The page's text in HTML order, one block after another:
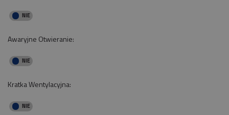
Awaryjne Otwieranie:
Kratka Wentylacyjna: